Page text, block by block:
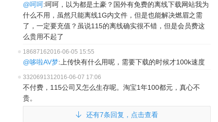
@呵呵:呵呵，以为都是土豪？国外有免费的离线下载网站我为
什么不用，虽然只能离线1G内文件，但是也能解决燃眉之需
了，一定要充值？虽说115的离线确实很不错，但是会员费这
么贵用不起了
18687162016-06-05 15:55
@哆啦AV梦:上传快有什么用呢，需要下载的时候才100k速度
3320691312016-06-07 17:06
不付费，115公司又怎么生存呢。淘宝1年100都元，真心不
贵。
还有7条回复，点击查看